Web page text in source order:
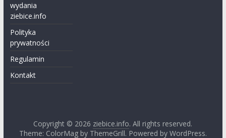
wydania
ziebice.info
Polityka
prywatności
Regulamin
Kontakt
Copyright © 2026 ziebice.info. All rights reserved.
Theme: ColorMag by ThemeGrill. Powered by WordPress.